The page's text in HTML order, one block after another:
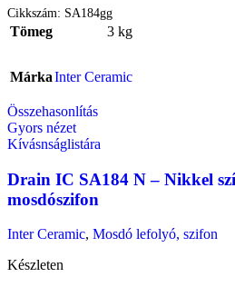
Cikkszám: SA184gg
Tömeg 3 kg
MárkaInter Ceramic
Összehasonlítás
Gyors nézet
Kívásnságlistára
Drain IC SA184 N – Nikkel
mosdószifon
Inter Ceramic, Mosdó lefolyó, szifon
Készleten